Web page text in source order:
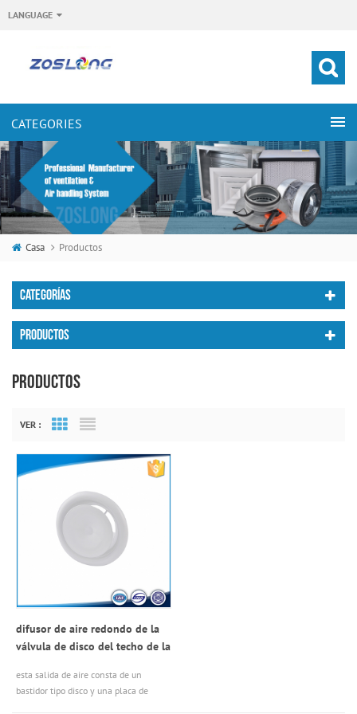
LANGUAGE
Casa Productos
CATEGORÍAS
PRODUCTOS
PRODUCTOS
VER : Grid View
difusor de aire redondo de la
válvula de disco del techo de la
esta salida de aire consta de un
bastidor tipo disco y una placa de